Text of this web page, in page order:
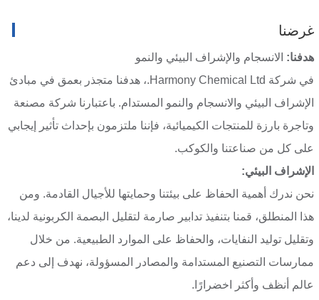
غرضنا
هدفنا: الانسجام والإشراف البيئي والنمو
في شركة Harmony Chemical Ltd.، هدفنا متجذر بعمق في مبادئ
الإشراف البيئي والانسجام والنمو المستدام. باعتبارنا شركة مصنعة
وتاجرة بارزة للمنتجات الكيميائية، فإننا ملتزمون بإحداث تأثير إيجابي
على كل من صناعتنا والكوكب.
الإشراف البيئي:
نحن ندرك أهمية الحفاظ على بيئتنا وحمايتها للأجيال القادمة. ومن
هذا المنطلق، قمنا بتنفيذ تدابير صارمة لتقليل البصمة الكربونية لدينا،
وتقليل توليد النفايات، والحفاظ على الموارد الطبيعية. من خلال
ممارسات التصنيع المستدامة والمصادر المسؤولة، نهدف إلى دعم
عالم أنظف وأكثر اخضرارًا.